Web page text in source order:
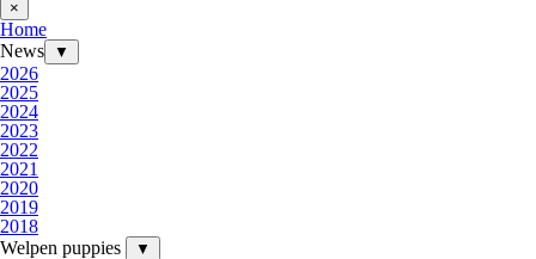
×
Home
News
▼
2026
2025
2024
2023
2022
2021
2020
2019
2018
Welpen puppies
▼